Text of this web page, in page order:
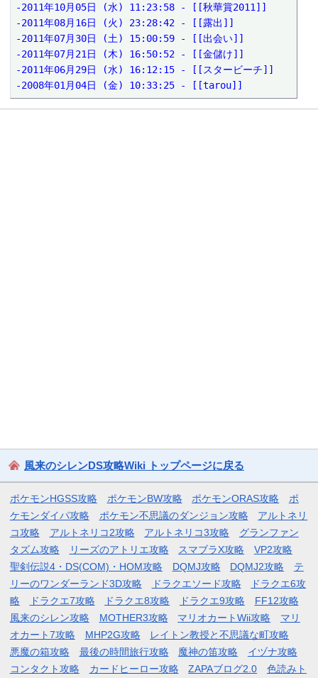
-2011年10月05日 (水) 11:23:58 - [[秋華賞2011]]
-2011年08月16日 (火) 23:28:42 - [[露出]]
-2011年07月30日 (土) 15:00:59 - [[出会い]]
-2011年07月21日 (木) 16:50:52 - [[金儲け]]
-2011年06月29日 (水) 16:12:15 - [[スタービーチ]]
-2008年01月04日 (金) 10:33:25 - [[tarou]]
風来のシレンDS攻略Wiki トップページに戻る
ポケモンHGSS攻略 ポケモンBW攻略 ポケモンORAS攻略
ポ
ケモンダイパ攻略
ポケモン不思議のダンジョン攻略
アルトネリ
コ攻略
アルトネリコ2攻略 アルトネリコ3攻略
グランファン
タズム攻略
リーズのアトリエ攻略 スマブラX攻略
VP2攻略
聖剣伝説4・DS(COM)・HOM攻略
DQMJ攻略 DQMJ2攻略
テ
リーのワンダーランド3D攻略
ドラクエソード攻略
ドラクエ6攻
略
ドラクエ7攻略 ドラクエ8攻略 ドラクエ9攻略
FF12攻略
風来のシレン攻略
MOTHER3攻略 マリオカートWii攻略
マリ
オカート7攻略
MHP2G攻略
レイトン教授と不思議な町攻略
悪魔の箱攻略
最後の時間旅行攻略 魔神の笛攻略
イヅナ攻略
コンタクト攻略
カードヒーロー攻略 ZAPAブログ2.0 色読みト